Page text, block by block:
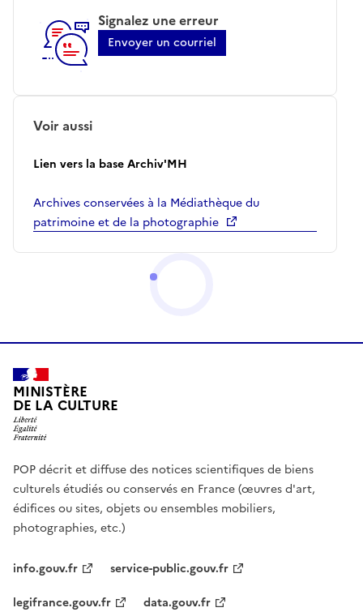
Signalez une erreur
Envoyer un courriel
Voir aussi
Lien vers la base Archiv'MH
Archives conservées à la Médiathèque du
patrimoine et de la photographie
MINISTÈRE
DE LA CULTURE
POP décrit et diffuse des notices scientifiques de biens
culturels étudiés ou conservés en France (œuvres d'art,
édifices ou sites, objets ou ensembles mobiliers,
photographies, etc.)
info.gouv.fr
service-public.gouv.fr
legifrance.gouv.fr
data.gouv.fr